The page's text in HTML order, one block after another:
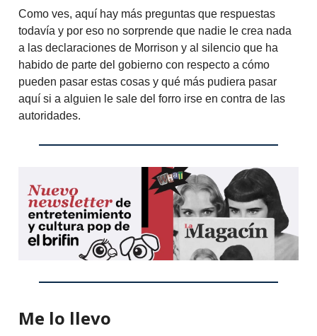
Como ves, aquí hay más preguntas que respuestas
todavía y por eso no sorprende que nadie le crea nada
a las declaraciones de Morrison y al silencio que ha
habido de parte del gobierno con respecto a cómo
pueden pasar estas cosas y qué más pudiera pasar
aquí si a alguien le sale del forro irse en contra de las
autoridades.
Me lo llevo